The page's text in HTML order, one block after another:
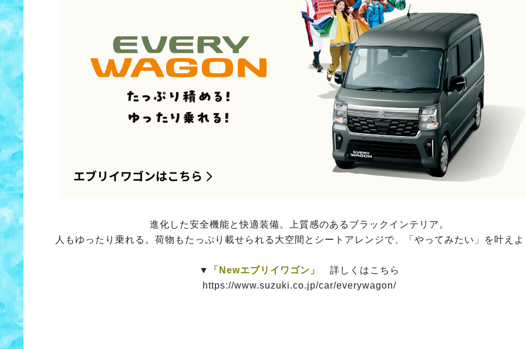
進化した安全機能と快適装備。上質感のあるブラックインテリア。
人もゆったり乗れる。荷物もたっぷり載せられる大空間とシートアレンジで、「やってみたい」を叶えよ
▼ 「Newエブリイワゴン」 詳しくはこちら
https://www.suzuki.co.jp/car/everywagon/